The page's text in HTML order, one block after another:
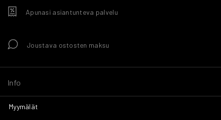
Apunasi asiantunteva palvelu
Joustava ostosten maksu
Info
Myymälät